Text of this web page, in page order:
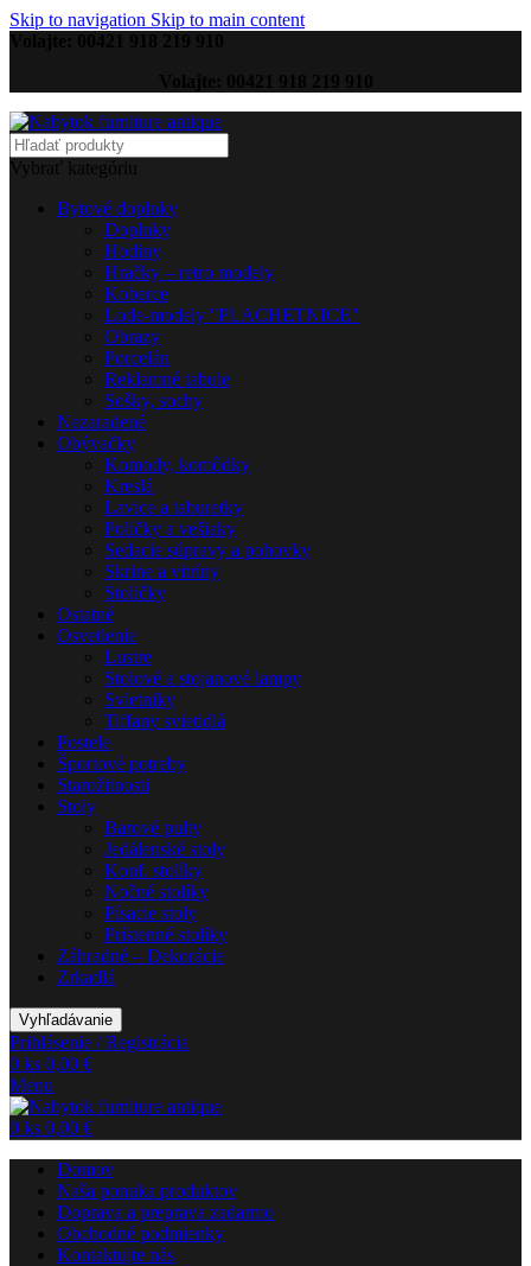
Skip to navigation Skip to main content
Vybrať kategóriu
Bytové doplnky
Doplnky
Hodiny
Hračky – retro modely
Koberce
Lode-modely "PLACHETNICE"
Obrazy
Porcelán
Reklamné tabule
Sošky, sochy
Nezaradené
Obývačky
Komody, komôdky
Kreslá
Lavice a taburetky
Poličky a vešiaky
Sedacie súpravy a pohovky
Skrine a vitríny
Stoličky
Ostatné
Osvetlenie
Lustre
Stolové a stojanové lampy
Svietniky
Tiffany svietidlá
Postele
Športové potreby
Starožitnosti
Stoly
Barové pulty
Jedálenské stoly
Konf. stolíky
Nočné stolíky
Písacie stoly
Prístenné stolíky
Záhradné – Dekorácie
Zrkadlá
Vyhľadávanie
Prihlásenie / Registrácia
0 ks 0,00 €
Menu
0 ks 0,00 €
Domov
Naša ponuka produktov
Doprava a preprava zadarmo
Obchodné podmienky
Kontaktujte nás